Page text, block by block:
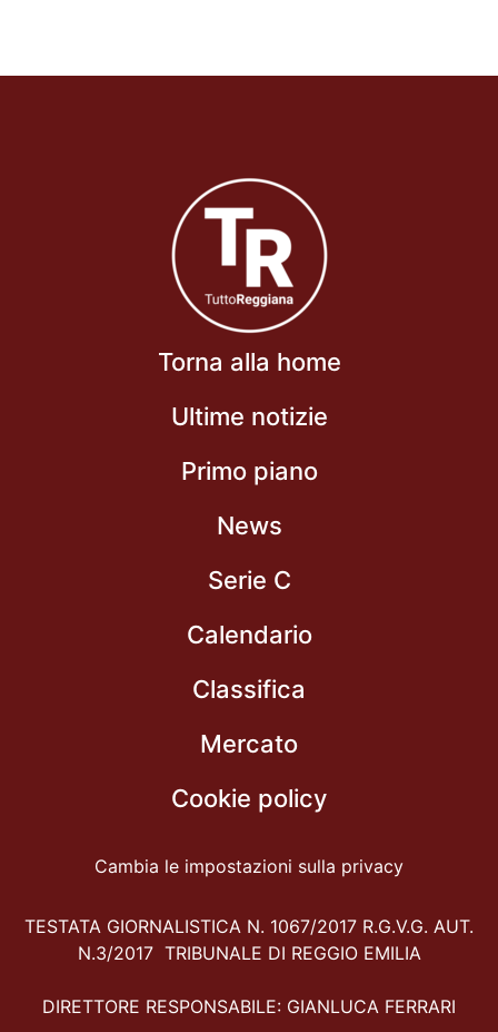
Torna alla home
Ultime notizie
Primo piano
News
Serie C
Calendario
Classifica
Mercato
Cookie policy
Cambia le impostazioni sulla privacy
TESTATA GIORNALISTICA N. 1067/2017 R.G.V.G. AUT.
N.3/2017 TRIBUNALE DI REGGIO EMILIA
DIRETTORE RESPONSABILE: GIANLUCA FERRARI